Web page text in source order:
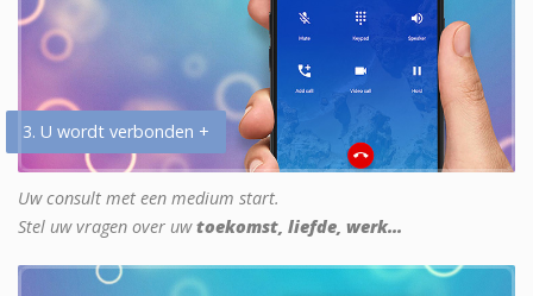
3. U wordt verbonden +
Uw consult met een medium start.
Stel uw vragen over uwtoekomst, liefde, werk...